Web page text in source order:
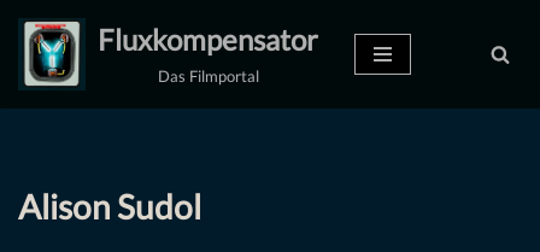
Zum
Inhalt
Fluxkompensator
Das Filmportal
Alison Sudol